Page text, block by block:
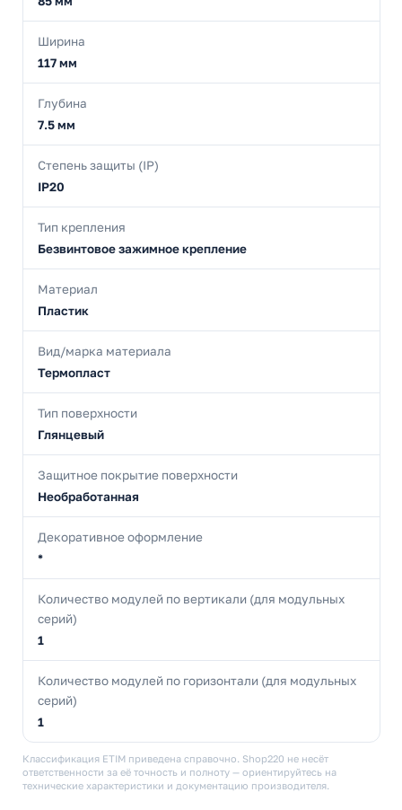
Ширина
117 мм
Глубина
7.5 мм
Степень защиты (IP)
IP20
Тип крепления
Безвинтовое зажимное крепление
Материал
Пластик
Вид/марка материала
Термопласт
Тип поверхности
Глянцевый
Защитное покрытие поверхности
Необработанная
Декоративное оформление
*
Количество модулей по вертикали (для модульных
серий)
1
Количество модулей по горизонтали (для модульных
серий)
1
Классификация ETIM приведена справочно. Shop220 не несёт
ответственности за её точность и полноту — ориентируйтесь на
технические характеристики и документацию производителя.